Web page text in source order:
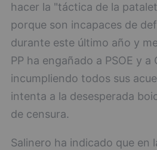
hacer la "táctica de la
porque son incapaces de
durante este último año y
PP ha engañado a PSOE y a
incumpliendo todos sus
intenta a la desesperada
de censura.
Salinero ha indicado que en